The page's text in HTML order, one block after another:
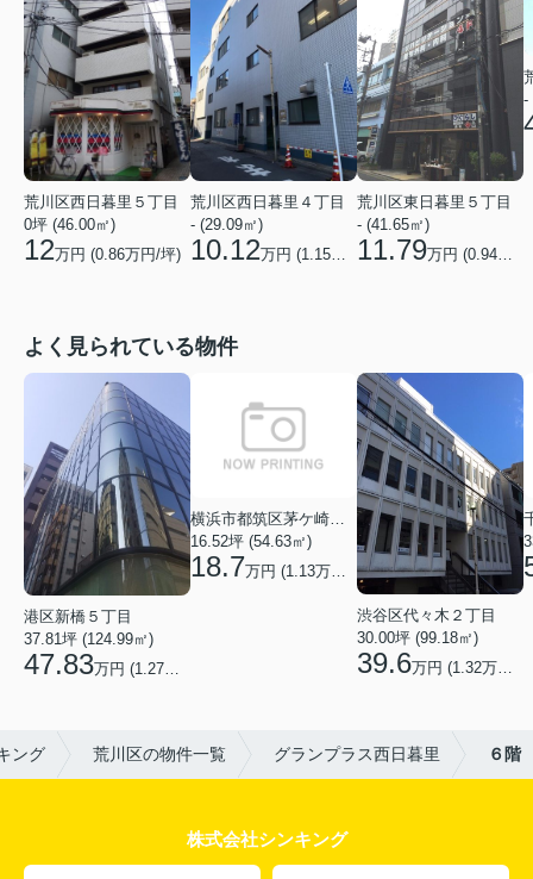
荒川区西日暮里５丁目
0坪 (46.00㎡)
12万円 (0.86万円/坪)
荒川区西日暮里４丁目
- (29.09㎡)
10.12万円 (1.15 万円/坪)
荒川区東日暮里５丁目
- (41.65㎡)
11.79万円 (0.94
-
よく見られている物件
港区新橋５丁目
37.81坪 (124.99㎡)
47.83万円 (1.27万円/坪)
16.52坪 (54.63㎡)
18.7万円 (1.13万円/坪)
渋谷区代々木２丁目
30.00坪 (99.18㎡)
39.6万円 (1.32万円/坪)
ング 荒川区の物件一覧 グランプラス西日暮里 ６階
株式会社シンキング